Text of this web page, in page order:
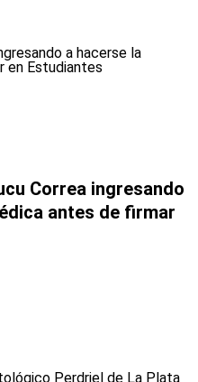
Correa ingresando
antes de firmar